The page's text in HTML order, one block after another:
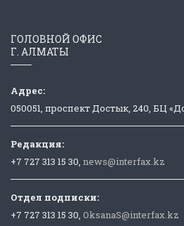
ГОЛОВНОЙ ОФИС
Г. АЛМАТЫ
Адрес:
050051, проспект Достык, 240, БЦ
Редакция:
+7 727 313 15 30, news@interfax.kz
Отдел подписки:
+7 727 313 15 30, OksanaS@interfax.kz